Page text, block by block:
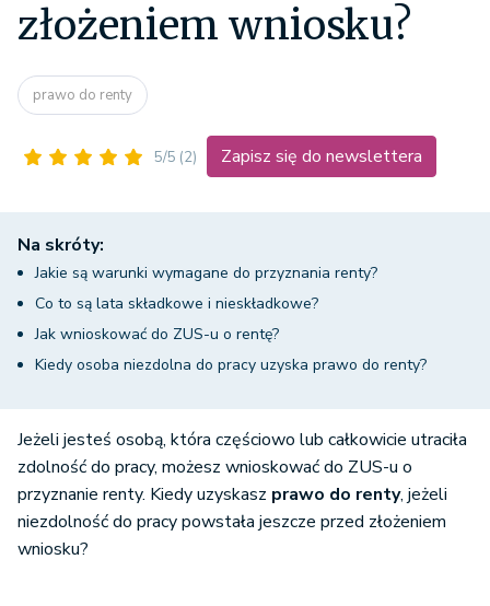
złożeniem wniosku?
prawo do renty
5/5 (2) Zapisz się do newslettera
Na skróty:
Jakie są warunki wymagane do przyznania renty?
Co to są lata składkowe i nieskładkowe?
Jak wnioskować do ZUS-u o rentę?
Kiedy osoba niezdolna do pracy uzyska prawo do renty?
Jeżeli jesteś osobą, która częściowo lub całkowicie utraciła
zdolność do pracy, możesz wnioskować do ZUS-u o
przyznanie renty. Kiedy uzyskasz prawo do renty, jeżeli
niezdolność do pracy powstała jeszcze przed złożeniem
wniosku?